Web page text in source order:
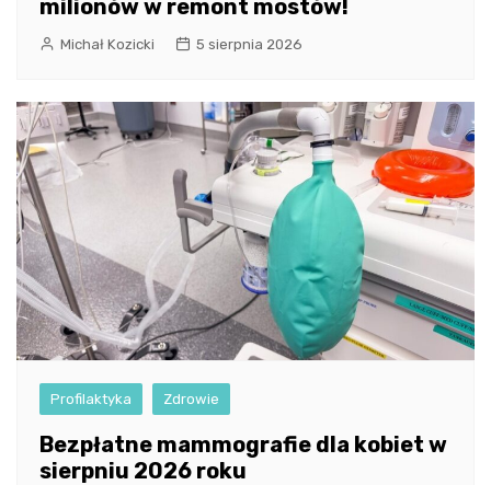
milionów w remont mostów!
Michał Kozicki 5 sierpnia 2026
Profilaktyka Zdrowie
Bezpłatne mammografie dla kobiet w
sierpniu 2026 roku